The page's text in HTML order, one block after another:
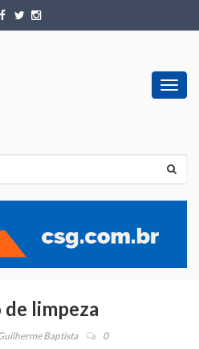
limpeza
Baptista 0